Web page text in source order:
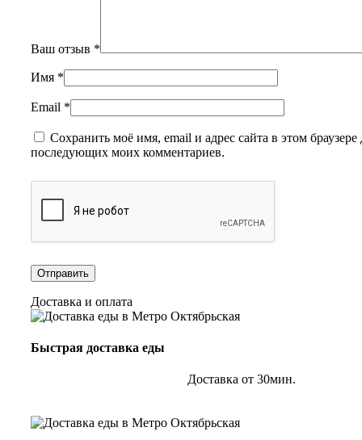
Ваш отзыв *
Имя *
Email *
Сохранить моё имя, email и адрес сайта в этом браузере
последующих моих комментариев.
Доставка и оплата
Быстрая доставка еды
Доставка от 30мин.